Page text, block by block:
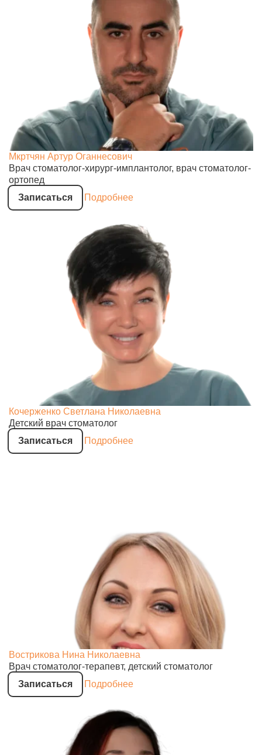
Мкртчян Артур Оганнесович
Врач стоматолог-хирург-имплантолог, врач стоматолог-
ортопед
Записаться
Подробнее
Кочерженко Светлана Николаевна
Детский врач стоматолог
Записаться
Подробнее
Вострикова Нина Николаевна
Врач стоматолог-терапевт, детский стоматолог
Записаться
Подробнее